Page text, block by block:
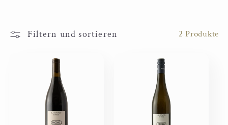
e
Filtern und sortieren 2 Produkte